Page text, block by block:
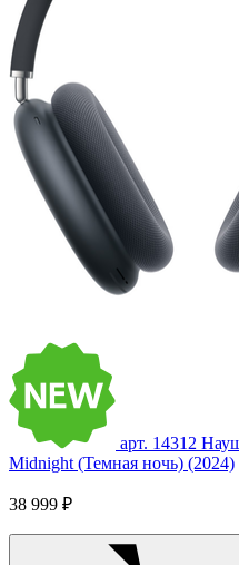
арт. 14312
Midnight (Темная ночь) (2024)
38 999 ₽